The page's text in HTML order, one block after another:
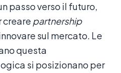
passo verso il futuro,
creare partnership
sul mercato. Le
questa
si posizionano per